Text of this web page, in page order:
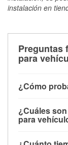
instalación en
Preguntas
para
¿Cómo
maneras. El
multímetro:
¿Cuáles
para